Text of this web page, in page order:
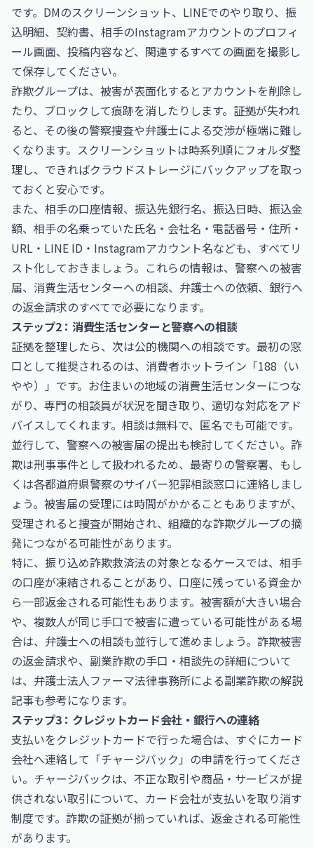
です。DMのスクリーンショット、LINEでのやり取り、振
込明細、契約書、相手のInstagramアカウントのプロフィ
ール画面、投稿内容など、関連するすべての画面を撮影し
て保存してください。
詐欺グループは、被害が表面化するとアカウントを削除し
たり、ブロックして痕跡を消したりします。証拠が失われ
ると、その後の警察捜査や弁護士による交渉が極端に難し
くなります。スクリーンショットは時系列順にフォルダ整
理し、できればクラウドストレージにバックアップを取っ
ておくと安心です。
また、相手の口座情報、振込先銀行名、振込日時、振込金
額、相手の名乗っていた氏名・会社名・電話番号・住所・
URL・LINE ID・Instagramアカウント名なども、すべてリ
スト化しておきましょう。これらの情報は、警察への被害
届、消費生活センターへの相談、弁護士への依頼、銀行へ
の返金請求のすべてで必要になります。
ステップ2：消費生活センターと警察への相談
証拠を整理したら、次は公的機関への相談です。最初の窓
口として推奨されるのは、消費者ホットライン「188（い
やや）」です。お住まいの地域の消費生活センターにつな
がり、専門の相談員が状況を聞き取り、適切な対応をアド
バイスしてくれます。相談は無料で、匿名でも可能です。
並行して、警察への被害届の提出も検討してください。詐
欺は刑事事件として扱われるため、最寄りの警察署、もし
くは各都道府県警察のサイバー犯罪相談窓口に連絡しまし
ょう。被害届の受理には時間がかかることもありますが、
受理されると捜査が開始され、組織的な詐欺グループの摘
発につながる可能性があります。
特に、振り込め詐欺救済法の対象となるケースでは、相手
の口座が凍結されることがあり、口座に残っている資金か
ら一部返金される可能性もあります。被害額が大きい場合
や、複数人が同じ手口で被害に遭っている可能性がある場
合は、弁護士への相談も並行して進めましょう。詐欺被害
の返金請求や、副業詐欺の手口・相談先の詳細について
は、 弁護士法人ファーマ法律事務所による副業詐欺の解説
記事も参考になります。
ステップ3：クレジットカード会社・銀行への連絡
支払いをクレジットカードで行った場合は、すぐにカード
会社へ連絡して「チャージバック」の申請を行ってくださ
い。チャージバックは、不正な取引や商品・サービスが提
供されない取引について、カード会社が支払いを取り消す
制度です。詐欺の証拠が揃っていれば、返金される可能性
があります。